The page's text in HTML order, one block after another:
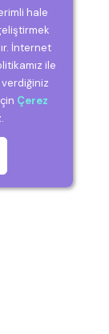
hale
İnternet
ile
Çerez